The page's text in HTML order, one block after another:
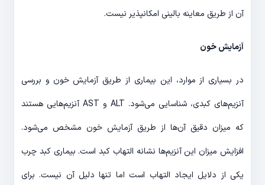
آن از طریق معاینه بالینی امکان­پذیر نیست.
آزمایش خون
در بسیاری از موارد، این بیماری از طریق آزمایش خون و بررسی
آنزیم‌­های کبدی، شناسایی می‌­شود. ALT و AST آنزیم‌­هایی هستند
که میزان دقیق آن­‌ها از طریق آزمایش خون مشخص می­‌شود.
افزایش میزان این آنزیم‌­ها نشانه التهاب کبد است. بیماری کبد چرب
یکی از دلایل ایجاد التهاب است اما تنها دلیل آن نیست. برای